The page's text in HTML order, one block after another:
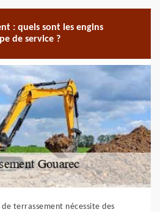
: quels sont les engins
de service ?
terrassement nécessite des